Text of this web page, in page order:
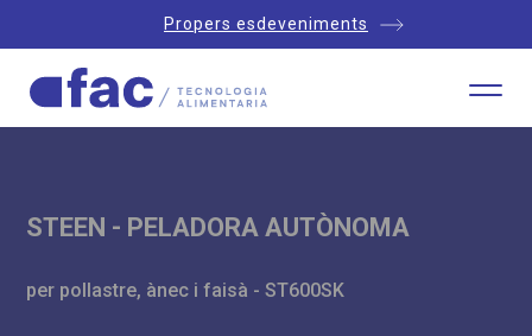
Propers esdeveniments
STEEN - PELADORA AUTÒNOMA
per pollastre, ànec i faisà - ST600SK